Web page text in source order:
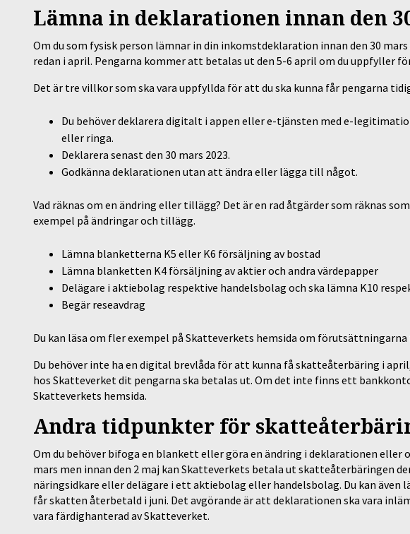
Lämna in deklarationen innan den
Om du som fysisk person lämnar in din inkomstdeklaration innan den 30
redan i april. Pengarna kommer att betalas ut den 5-6 april om du uppfyller
Det är tre villkor som ska vara uppfyllda för att du ska kunna får pengarna
Du behöver deklarera digitalt i appen eller e-tjänsten med e-
eller ringa.
Deklarera senast den 30 mars 2023.
Godkänna deklarationen utan att ändra eller lägga till något.
Vad räknas om en ändring eller tillägg? Det är en rad åtgärder som räknas
exempel på ändringar och tillägg.
Lämna blanketterna K5 eller K6 försäljning av bostad
Lämna blanketten K4 försäljning av aktier och andra värdepapper
Delägare i aktiebolag respektive handelsbolag och ska lämna K10
Begär reseavdrag
Du kan läsa om fler exempel på Skatteverkets hemsida om
Du behöver inte ha en digital brevlåda för att kunna få skatteåterbäring i
hos Skatteverket dit pengarna ska betalas ut. Om det inte finns ett
Skatteverkets hemsida.
Andra tidpunkter för
Om du behöver bifoga en blankett eller göra en ändring i deklarationen eller
mars men innan den 2 maj kan Skatteverkets betala ut skatteåterbäringen
näringsidkare eller delägare i ett aktiebolag eller handelsbolag. Du kan även
får skatten återbetald i juni. Det avgörande är att deklarationen ska vara
vara färdighanterad av Skatteverket.